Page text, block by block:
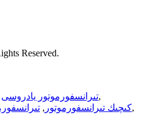
Reserved.
تىرانسفورموتور يادروسى,
كىچىك تىرانسفورموتور ,
,